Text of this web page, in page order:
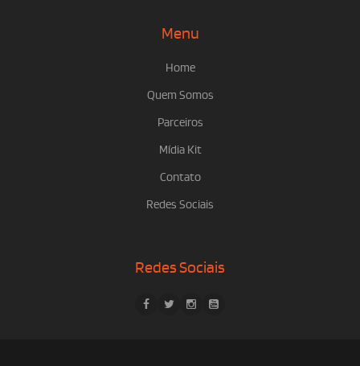
Menu
Home
Quem Somos
Parceiros
Mídia Kit
Contato
Redes Sociais
Redes Sociais